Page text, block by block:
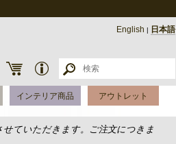
English | 日本語
インテリア商品 アウトレット
せていただきます。ご注文につきま